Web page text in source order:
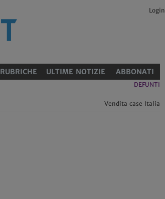
Login
RUBRICHE ULTIME NOTIZIE ABBONATI
DEFUNTI
Vendita case Italia